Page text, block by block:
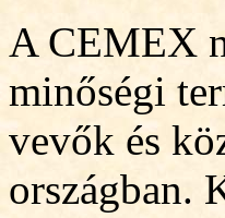
A CEMEX
minőségi
vevők és
országban.